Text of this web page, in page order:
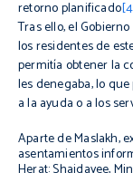
retornoplanificado
Tras ello, el
los residentes de
permitía obtener la
les denegaba, lo
a la ayuda o a los
Aparte de Maslakh,
asentamientos